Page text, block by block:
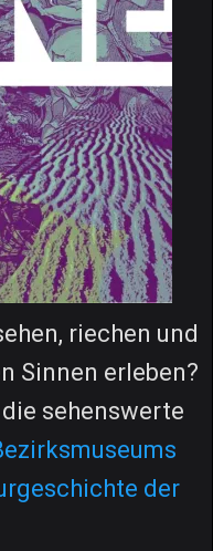
riechen und
Sinnen erleben?
sehenswerte
der